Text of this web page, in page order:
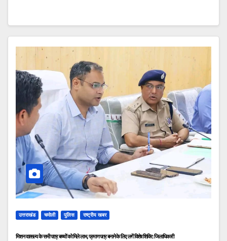
उत्तराखंड चमोली पुलिस राष्ट्रीय खबर
मिशन वात्सल्य के सभी पात्र बच्चों को मिले लाभ, प्रमाण पत्र बनाने के लिए लगें विशेष शिविर: जिलाधिकारी